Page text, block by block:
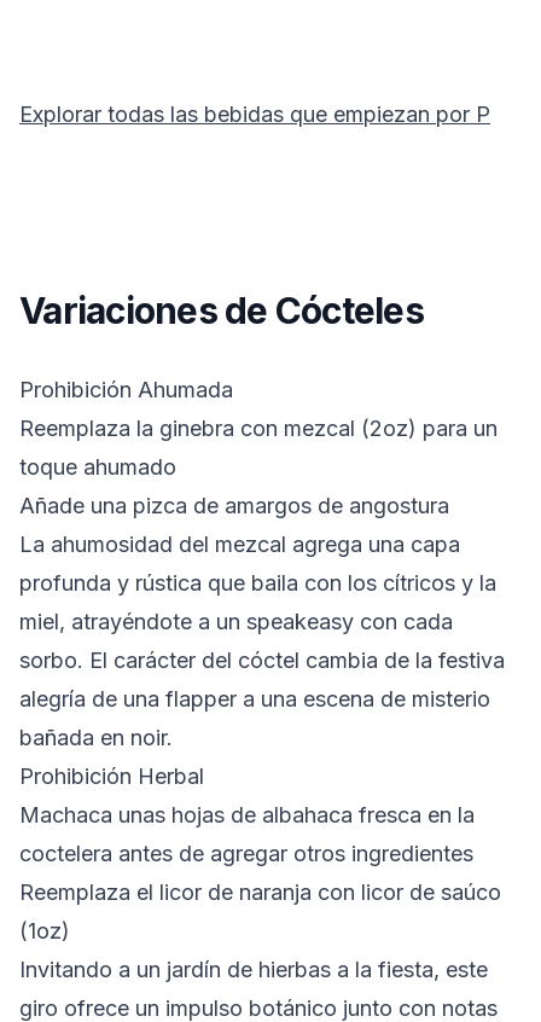
Explorar todas las bebidas que empiezan por P
Variaciones de Cócteles
Prohibición Ahumada
Reemplaza la ginebra con mezcal (2oz) para un
toque ahumado
Añade una pizca de amargos de angostura
La ahumosidad del mezcal agrega una capa
profunda y rústica que baila con los cítricos y la
miel, atrayéndote a un speakeasy con cada
sorbo. El carácter del cóctel cambia de la festiva
alegría de una flapper a una escena de misterio
bañada en noir.
Prohibición Herbal
Machaca unas hojas de albahaca fresca en la
coctelera antes de agregar otros ingredientes
Reemplaza el licor de naranja con licor de saúco
(1oz)
Invitando a un jardín de hierbas a la fiesta, este
giro ofrece un impulso botánico junto con notas